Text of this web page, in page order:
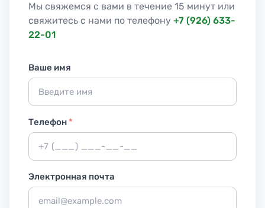
Мы свяжемся с вами в течение 15 минут или
свяжитесь с нами по телефону +7 (926) 633-
22-01
Ваше имя
Телефон*
Электронная почта